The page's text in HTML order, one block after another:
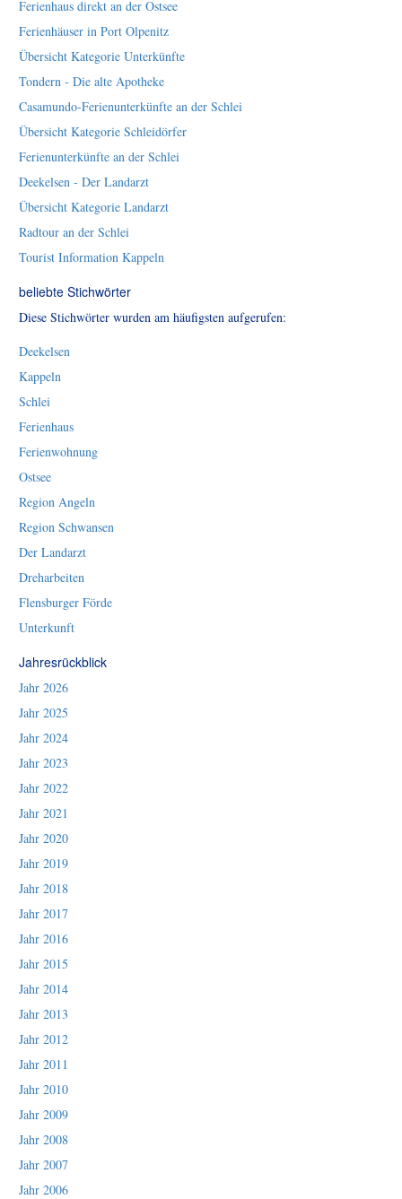
Ferienhaus direkt an der Ostsee
Ferienhäuser in Port Olpenitz
Übersicht Kategorie Unterkünfte
Tondern - Die alte Apotheke
Casamundo-Ferienunterkünfte an der Schlei
Übersicht Kategorie Schleidörfer
Ferienunterkünfte an der Schlei
Deekelsen - Der Landarzt
Übersicht Kategorie Landarzt
Radtour an der Schlei
Tourist Information Kappeln
beliebte Stichwörter
Diese Stichwörter wurden am häufigsten aufgerufen:
Deekelsen
Kappeln
Schlei
Ferienhaus
Ferienwohnung
Ostsee
Region Angeln
Region Schwansen
Der Landarzt
Dreharbeiten
Flensburger Förde
Unterkunft
Jahresrückblick
Jahr 2026
Jahr 2025
Jahr 2024
Jahr 2023
Jahr 2022
Jahr 2021
Jahr 2020
Jahr 2019
Jahr 2018
Jahr 2017
Jahr 2016
Jahr 2015
Jahr 2014
Jahr 2013
Jahr 2012
Jahr 2011
Jahr 2010
Jahr 2009
Jahr 2008
Jahr 2007
Jahr 2006